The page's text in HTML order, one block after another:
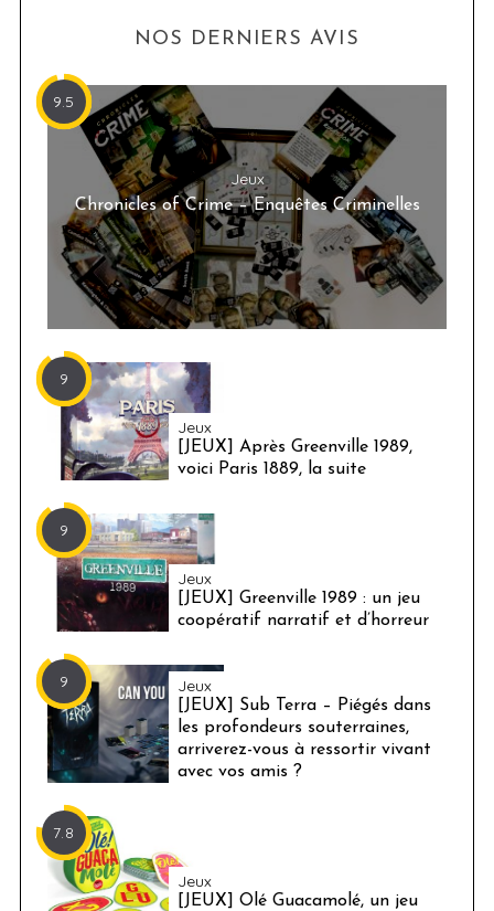
NOS DERNIERS AVIS
9.5
Jeux
Chronicles of Crime – Enquêtes Criminelles
9
Jeux
[JEUX] Après Greenville 1989,
voici Paris 1889, la suite
9
Jeux
[JEUX] Greenville 1989 : un jeu
coopératif narratif et d’horreur
9 Jeux
[JEUX] Sub Terra – Piégés dans
les profondeurs souterraines,
arriverez-vous à ressortir vivant
avec vos amis ?
7.8
Jeux
[JEUX] Olé Guacamolé, un jeu